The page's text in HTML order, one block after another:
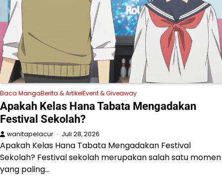
Baca MangaBerita & ArtikelEvent & Giveaway
Apakah Kelas Hana Tabata Mengadakan
Festival Sekolah?
wanitapelacur Juli 28, 2026
Apakah Kelas Hana Tabata Mengadakan Festival
Sekolah? Festival sekolah merupakan salah satu momen
yang paling…